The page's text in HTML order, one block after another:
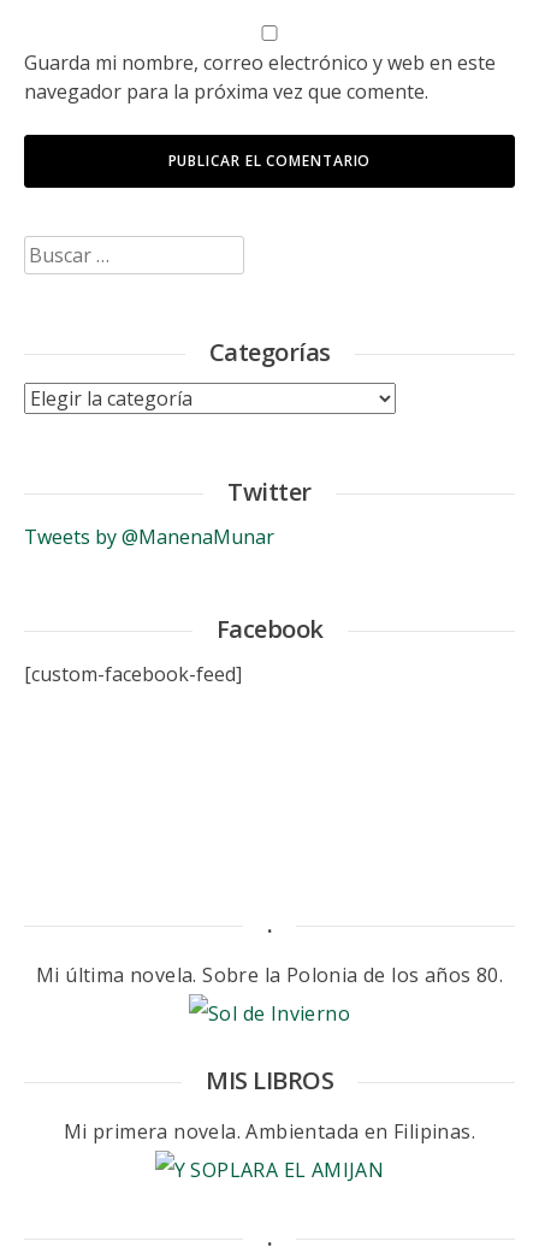
Guarda mi nombre, correo electrónico y web en este
navegador para la próxima vez que comente.
Buscar:
Categorías
Categorías
Twitter
Tweets by @ManenaMunar
Facebook
[custom-facebook-feed]
.
Mi última novela. Sobre la Polonia de los años 80.
MIS LIBROS
Mi primera novela. Ambientada en Filipinas.
.